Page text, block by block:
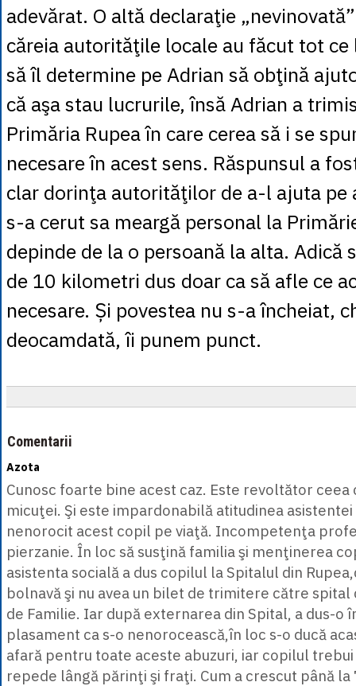
adevărat. O altă declaraţie
căreia autorităţile locale au făcut tot
să îl determine pe Adrian să obţină
că aşa stau lucrurile, însă Adrian a
Primăria Rupea în care cerea să i se
necesare în acest sens. Răspunsul a
clar dorinţa autorităţilor de a-l ajuta pe
s-a cerut sa meargă personal la
depinde de la o persoană la alta. Adică
de 10 kilometri dus doar ca să afle ce
necesare. Și povestea nu s-a încheiat,
deocamdată, îi punem punct.
Comentarii
Azota
Cunosc foarte bine acest caz. Este revoltător
micuţei. Şi este impardonabilă atitudinea
nenorocit acest copil pe viaţă. Incompetenţa
pierzanie. În loc să susţină familia şi menţinerea
asistenta socială a dus copilul la Spitalul din
bolnavă şi nu avea un bilet de trimitere către
de Familie. Iar după externarea din Spital, a dus-o
plasament ca s-o nenorocească,în loc s-o ducă
afară pentru toate aceste abuzuri, iar copilul trebui
repede lângă părinţi şi fraţi. Cum a crescut până la